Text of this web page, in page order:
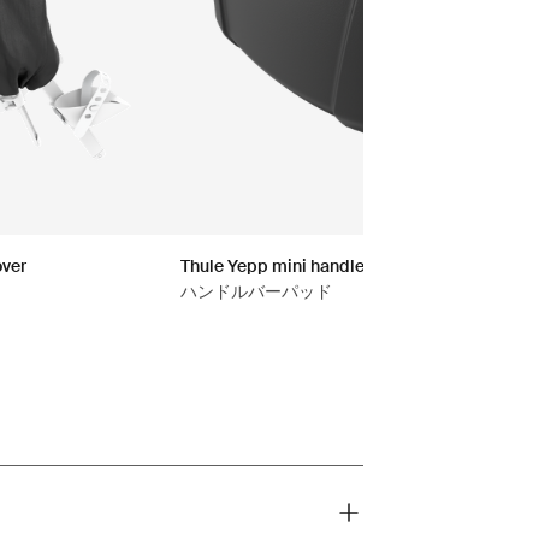
Thule Yepp mini handlebar padding 2
ハンドルバーパッド